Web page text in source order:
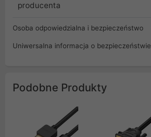
producenta
Osoba odpowiedzialna i bezpieczeństwo
Uniwersalna informacja o bezpieczeństwie
Podobne Produkty